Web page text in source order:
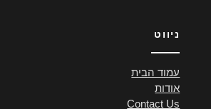
ניווט
עמוד הבית
אודות
Contact Us